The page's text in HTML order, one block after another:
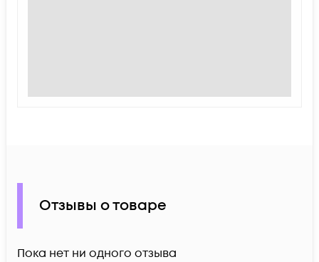
Отзывы о товаре
Пока нет ни одного отзыва